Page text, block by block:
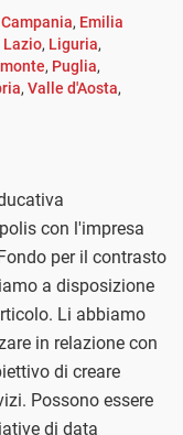
Campania, Emilia
Lazio, Liguria,
, Puglia,
, Valle d'Aosta,
con l'impresa
per il contrasto
a disposizione
Li abbiamo
in relazione con
di creare
Possono essere
di data